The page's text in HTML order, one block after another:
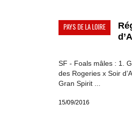
PAYS DE LA LOIRE
SF - Foals mâles : 1.
des Rogeries x Soir
Gran Spirit ...
15/09/2016